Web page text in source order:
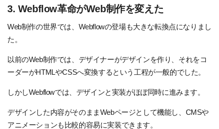
3. Webflow革命がWeb制作を変えた
Web制作の世界では、Webflowの登場も大きな転換点になりまし
た。
以前のWeb制作では、デザイナーがデザインを作り、それをコ
ーダーがHTMLやCSSへ変換するという工程が一般的でした。
しかしWebflowでは、デザインと実装がほぼ同時に進みます。
デザインした内容がそのままWebページとして機能し、CMSや
アニメーションも比較的容易に実装できます。